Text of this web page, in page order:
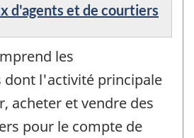
d'agents et de courtiers
les
dont l'activité principale
acheter et vendre des
pour le compte de